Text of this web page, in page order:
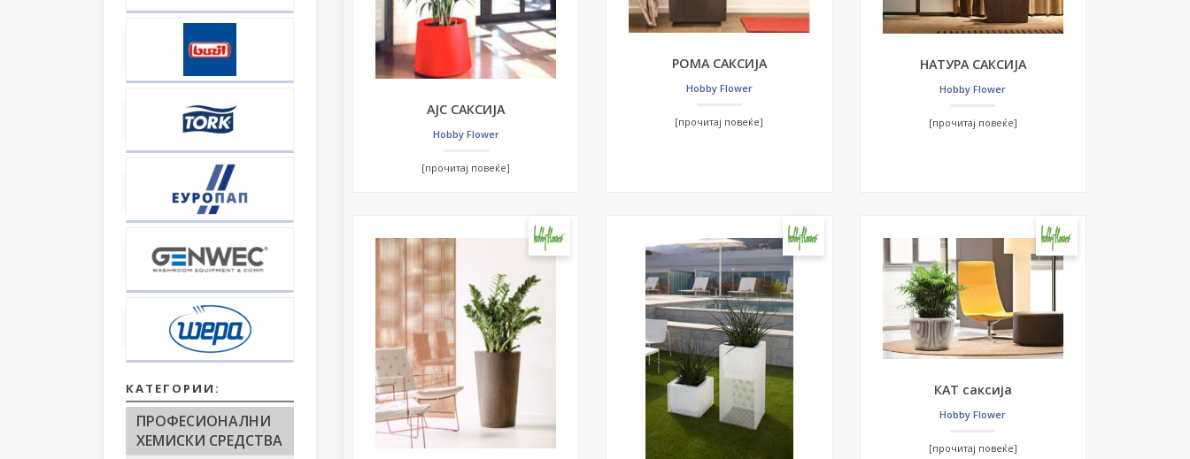
КАТЕГОРИИ:
ПРОФЕСИОНАЛНИ
ХЕМИСКИ СРЕДСТВА
АЈС САКСИЈА
Hobby Flower
[прочитај повеќе]
РОМА САКСИЈА
Hobby Flower
[прочитај повеќе]
НАТУРА САКСИЈА
Hobby Flower
[прочитај повеќе]
КАТ саксија
Hobby Flower
[прочитај повеќе]